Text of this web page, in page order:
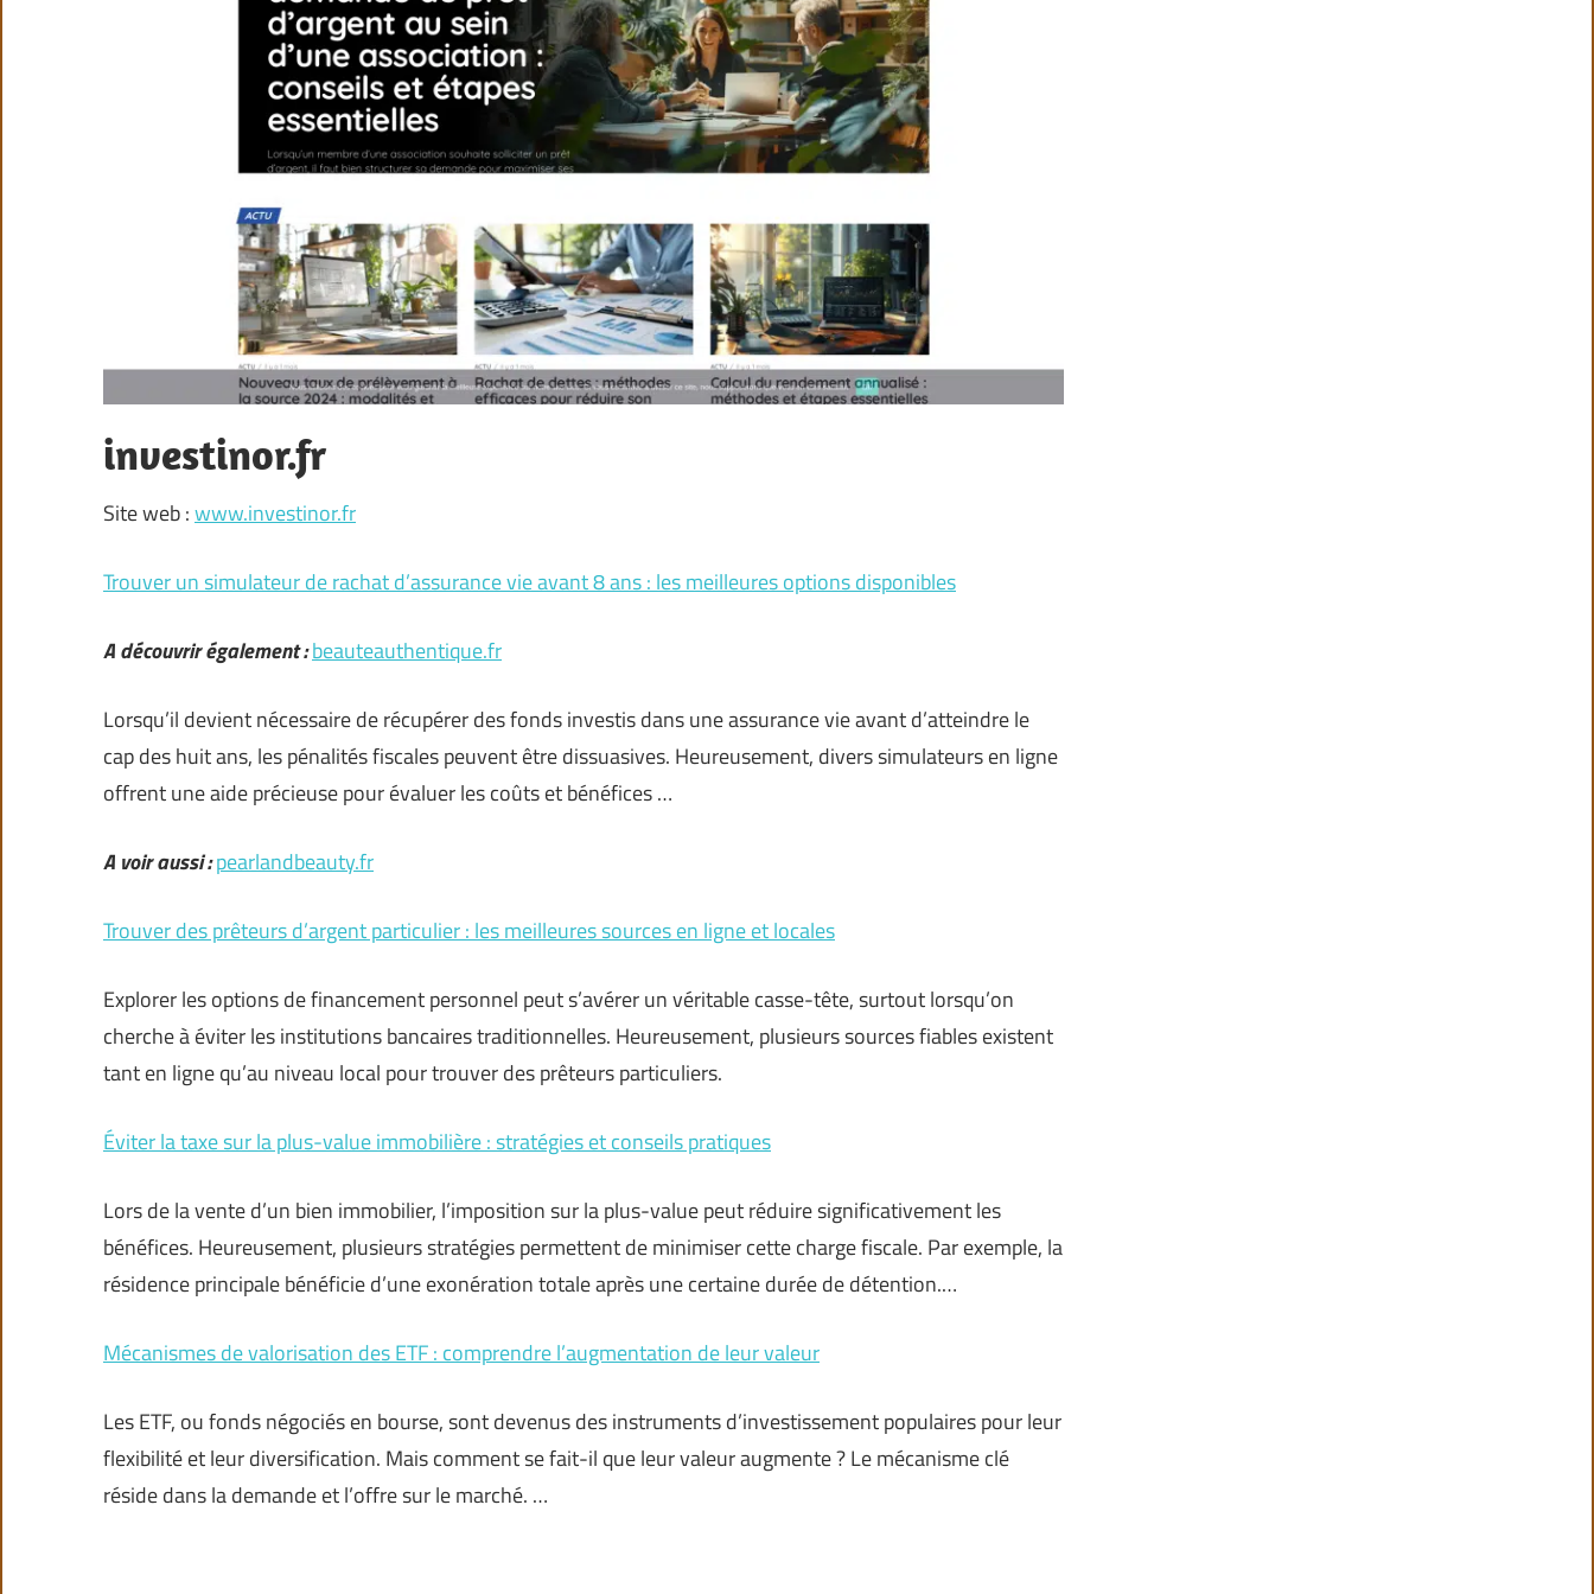
investinor.fr
Site web :www.investinor.fr
Trouver un simulateur de rachat d’assurance vie avant 8 ans : les meilleures options disponibles
A découvrir également :beauteauthentique.fr
Lorsqu’il devient nécessaire de récupérer des fonds investis dans une assurance vie avant d’atteindre le
cap des huit ans, les pénalités fiscales peuvent être dissuasives. Heureusement, divers simulateurs en ligne
offrent une aide précieuse pour évaluer les coûts et bénéfices …
A voir aussi :pearlandbeauty.fr
Trouver des prêteurs d’argent particulier : les meilleures sources en ligne et locales
Explorer les options de financement personnel peut s’avérer un véritable casse-tête, surtout lorsqu’on
cherche à éviter les institutions bancaires traditionnelles. Heureusement, plusieurs sources fiables existent
tant en ligne qu’au niveau local pour trouver des prêteurs particuliers.
Éviter la taxe sur la plus-value immobilière : stratégies et conseils pratiques
Lors de la vente d’un bien immobilier, l’imposition sur la plus-value peut réduire significativement les
bénéfices. Heureusement, plusieurs stratégies permettent de minimiser cette charge fiscale. Par exemple, la
résidence principale bénéficie d’une exonération totale après une certaine durée de détention.…
Mécanismes de valorisation des ETF : comprendre l’augmentation de leur valeur
Les ETF, ou fonds négociés en bourse, sont devenus des instruments d’investissement populaires pour leur
flexibilité et leur diversification. Mais comment se fait-il que leur valeur augmente ? Le mécanisme clé
réside dans la demande et l’offre sur le marché. …